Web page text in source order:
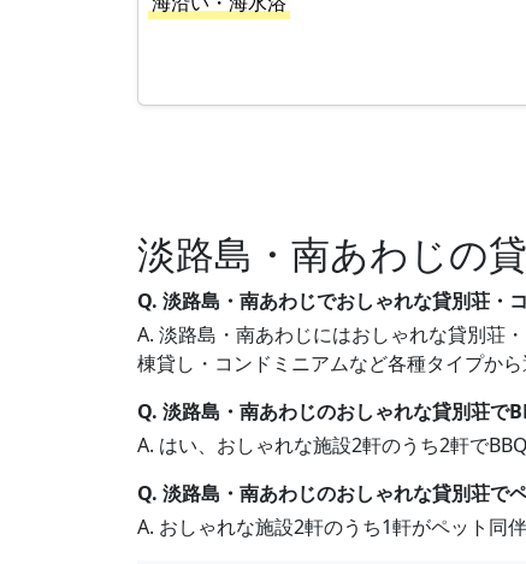
淡路島・南あわじの
Q. 淡路島・南あわじでおしゃれな貸別荘・
A. 淡路島・南あわじにはおしゃれな貸別荘
棟貸し・コンドミニアムなど各種タイプから
Q. 淡路島・南あわじのおしゃれな貸別荘で
A. はい、おしゃれな施設2軒のうち2軒で
Q. 淡路島・南あわじのおしゃれな貸別荘で
A. おしゃれな施設2軒のうち1軒がペット同